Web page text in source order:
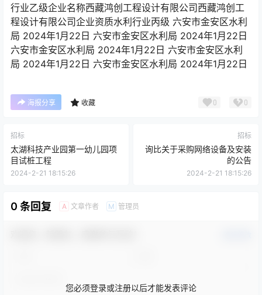
行业乙级企业名称西藏鸿创工程设计有限公司西藏鸿创工
程设计有限公司企业资质水利行业丙级 六安市金安区水利
局 2024年1月22日 六安市金安区水利局 2024年1月22日
六安市金安区水利局 2024年1月22日 六安市金安区水利
局 2024年1月22日 六安市金安区水利局 2024年1月22日
海报分享 收藏 0 0
招标
太湖科技产业园第一幼儿园项
目试桩工程
2024-2-21 18:15:26
招标
询比关于采购网络设备及安装
的公告
2024-2-21 18:15:26
0 条回复 A 文章作者 M 管理员
您必须登录或注册以后才能发表评论